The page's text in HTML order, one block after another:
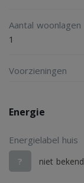
Aantal woonlagen
1
Voorzieningen
Energie
Energielabel huis
?
niet bekend